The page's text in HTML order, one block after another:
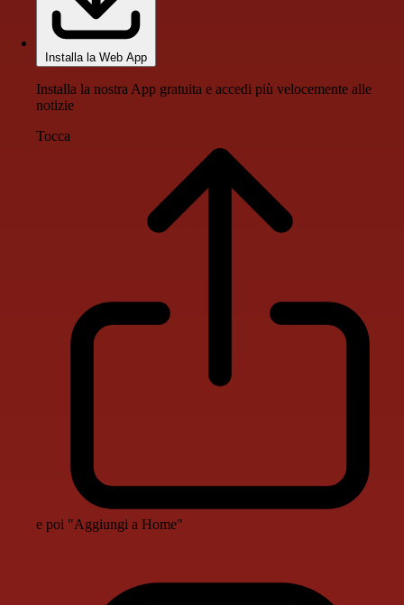
Installa la Web App
Installa la nostra App gratuita e accedi più velocemente alle
notizie
Tocca
e poi "Aggiungi a Home"